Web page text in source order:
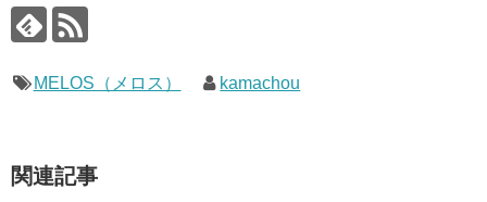
MELOS（メロス） kamachou
関連記事